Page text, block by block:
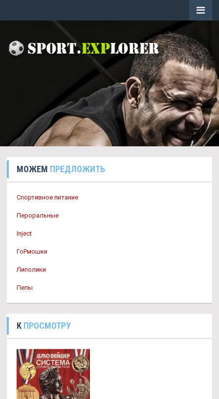
МОЖЕМ ПРЕДЛОЖИТЬ
Спортивное питание
Пероральные
Inject
ГоРмошки
Липолики
Пепы
К ПРОСМОТРУ